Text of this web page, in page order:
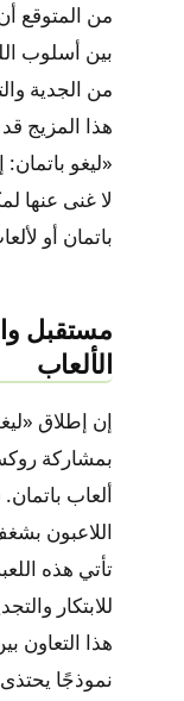
من المتوقع
بين أسلوب
من الجدية
هذا المزيج
«ليغو
لا غنى عنها
باتمان أو
مستقبل
الألعاب
إن إطلاق
بمشاركة
ألعاب
اللاعبون
تأتي هذه
للابتكار
هذا التعاون
نموذجًا